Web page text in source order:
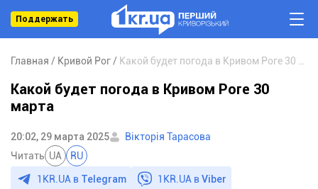
Поддержать
Главная Кривой Рог
Какой будет погода в Кривом Роге 30
марта
20:02, 29 марта 2025
Вікторія Тарасова
Читать UA RU
1KR.UA в Telegram 1KR.UA вViber